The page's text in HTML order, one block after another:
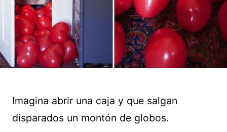
Imagina abrir una caja y que salgan
disparados un montón de globos.